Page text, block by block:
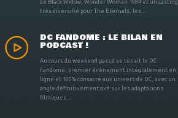
de Black Widow, Wonder Woman 1984 et un casting
très diversifié pour The Eternals, les ...
DC FANDOME : LE BILAN EN
PODCAST !
Au cours du weekend passé se tenait le DC
Fandome, premier évènement intégralement en
ligne et 100% consacré aux univers de DC, avec un
angle définitivement axé sur les adaptations
filmiques ...